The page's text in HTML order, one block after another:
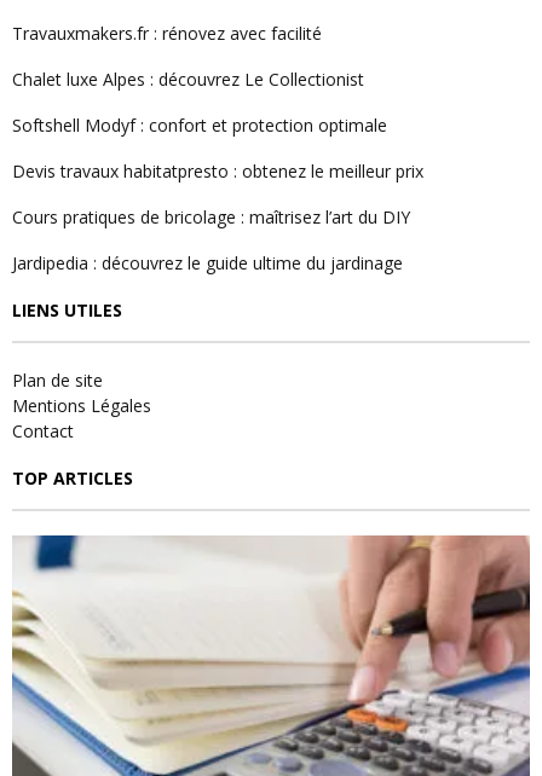
Travauxmakers.fr : rénovez avec facilité
Chalet luxe Alpes : découvrez Le Collectionist
Softshell Modyf : confort et protection optimale
Devis travaux habitatpresto : obtenez le meilleur prix
Cours pratiques de bricolage : maîtrisez l’art du DIY
Jardipedia : découvrez le guide ultime du jardinage
LIENS UTILES
Plan de site
Mentions Légales
Contact
TOP ARTICLES